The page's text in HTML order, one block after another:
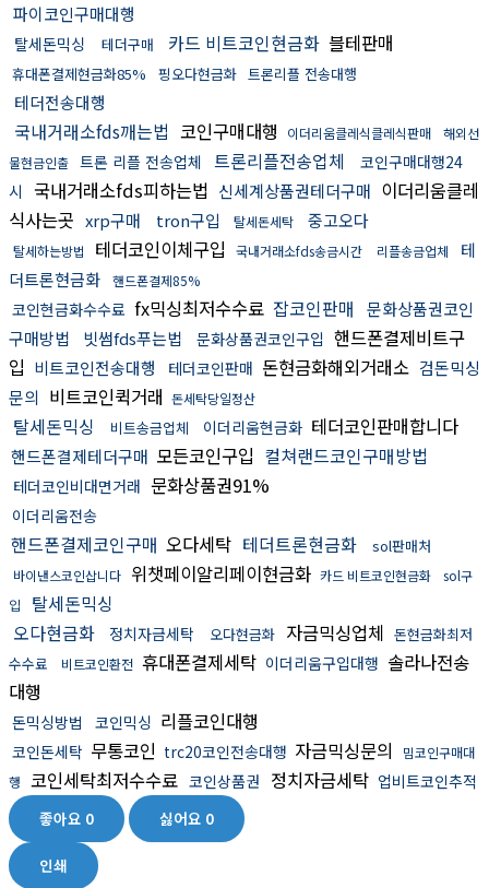
파이코인구매대행
탈세돈믹싱 테더구매 카드 비트코인현금화 블테판매
휴대폰결제현금화85% 핑오다현금화 트론리플 전송대행
테더전송대행
국내거래소fds깨는법 코인구매대행 이더리움클레식클레식판매
해외선
물현금인출 트론 리플 전송업체 트론리플전송업체
코인구매대행24
시 국내거래소fds피하는법 신세계상품권테더구매 이더리움클레
식사는곳 xrp구매 tron구입 탈세돈세탁 중고오다
탈세하는방법 테더코인이체구입 국내거래소fds송금시간 리플송금업체
테
더트론현금화
핸드폰결제85%
코인현금화수수료 fx믹싱최저수수료 잡코인판매
문화상품권코인
구매방법
빗썸fds푸는법 문화상품권코인구입 핸드폰결제비트구
입 비트코인전송대행 테더코인판매 돈현금화해외거래소 검돈믹싱
문의 비트코인퀵거래 돈세탁당일정산
탈세돈믹싱 비트송금업체 이더리움현금화 테더코인판매합니다
핸드폰결제테더구매 모든코인구입 컬쳐랜드코인구매방법
테더코인비대면거래 문화상품권91%
이더리움전송
핸드폰결제코인구매 오다세탁 테더트론현금화 sol판매처
바이낸스코인삽니다 위챗페이알리페이현금화 카드 비트코인현금화
sol구
입
탈세돈믹싱
오다현금화
정치자금세탁 오다현금화 자금믹싱업체 돈현금화최저
수수료
비트코인환전 휴대폰결제세탁 이더리움구입대행 솔라나전송
대행
돈믹싱방법 코인믹싱 리플코인대행
코인돈세탁 무통코인 trc20코인전송대행 자금믹싱문의
밈코인구매대
행 코인세탁최저수수료 코인상품권 정치자금세탁 업비트코인추적
좋아요 0 싫어요 0
인쇄